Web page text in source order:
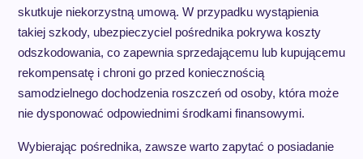
skutkuje niekorzystną umową. W przypadku wystąpienia
takiej szkody, ubezpieczyciel pośrednika pokrywa koszty
odszkodowania, co zapewnia sprzedającemu lub kupującemu
rekompensatę i chroni go przed koniecznością
samodzielnego dochodzenia roszczeń od osoby, która może
nie dysponować odpowiednimi środkami finansowymi.
Wybierając pośrednika, zawsze warto zapytać o posiadanie